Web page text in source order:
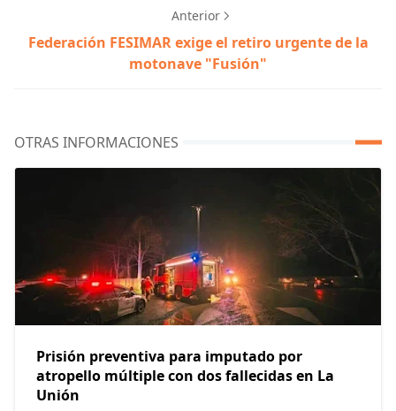
Anterior
Federación FESIMAR exige el retiro urgente de la
motonave "Fusión"
OTRAS INFORMACIONES
Prisión preventiva para imputado por
atropello múltiple con dos fallecidas en La
Unión